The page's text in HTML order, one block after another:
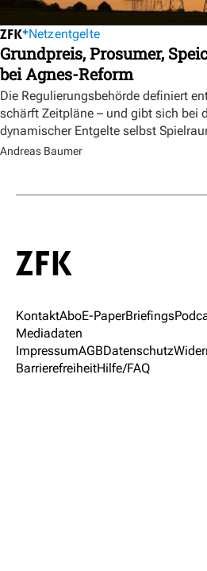
Netzentgelte
Grundpreis, Prosumer,
bei Agnes-Reform
Die Regulierungsbehörde definiert
schärft Zeitpläne – und gibt sich bei
dynamischer Entgelte selbst
Andreas Baumer
KontaktAboE-PaperBriefings
Mediadaten
ImpressumAGBDatenschutz
BarrierefreiheitHilfe/FAQ